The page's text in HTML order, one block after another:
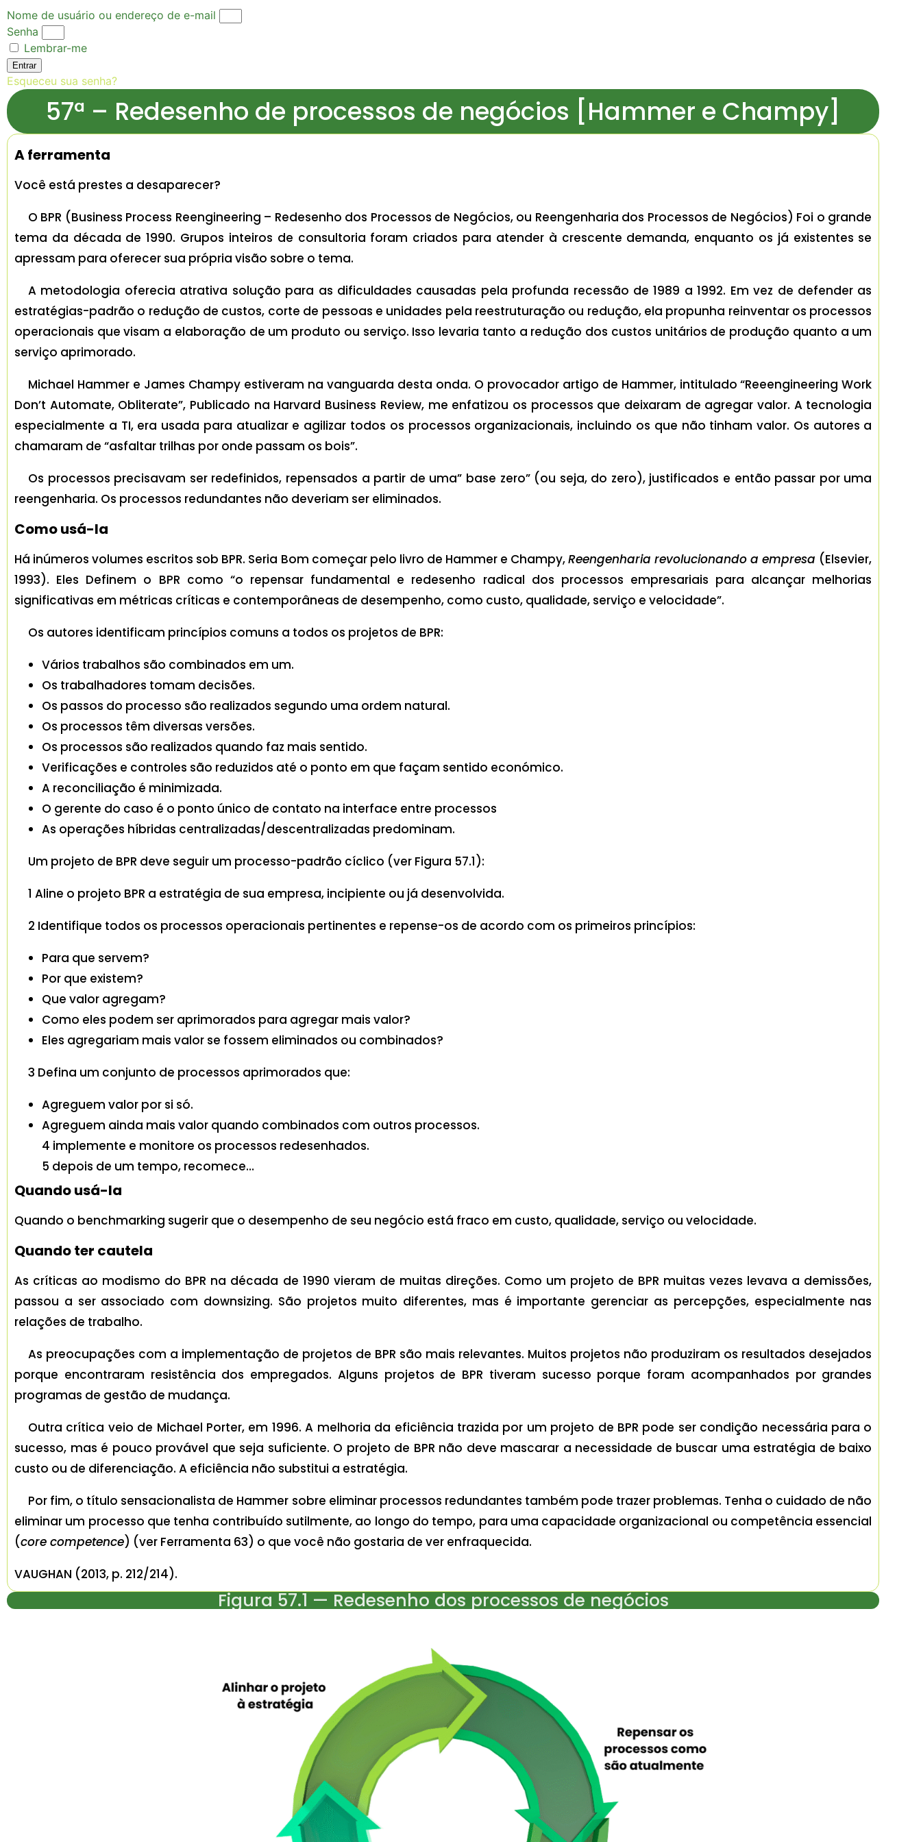
Nome de usuário ou endereço de e-mail
Senha
Lembrar-me
Entrar
Esqueceu sua senha?
57ª – Redesenho de processos de negócios [Hammer e Champy]
A ferramenta
Você está prestes a desaparecer?
O BPR (Business Process Reengineering – Redesenho dos Processos de Negócios, ou Reengenharia dos Processos de Negócios) Foi o grande
tema da década de 1990. Grupos inteiros de consultoria foram criados para atender à crescente demanda, enquanto os já existentes se
apressam para oferecer sua própria visão sobre o tema.
A metodologia oferecia atrativa solução para as dificuldades causadas pela profunda recessão de 1989 a 1992. Em vez de defender as
estratégias-padrão o redução de custos, corte de pessoas e unidades pela reestruturação ou redução, ela propunha reinventar os processos
operacionais que visam a elaboração de um produto ou serviço. Isso levaria tanto a redução dos custos unitários de produção quanto a um
serviço aprimorado.
Michael Hammer e James Champy estiveram na vanguarda desta onda. O provocador artigo de Hammer, intitulado “Reeengineering Work
Don’t Automate, Obliterate”, Publicado na Harvard Business Review, me enfatizou os processos que deixaram de agregar valor. A tecnologia
especialmente a TI, era usada para atualizar e agilizar todos os processos organizacionais, incluindo os que não tinham valor. Os autores a
chamaram de “asfaltar trilhas por onde passam os bois”.
Os processos precisavam ser redefinidos, repensados a partir de uma” base zero” (ou seja, do zero), justificados e então passar por uma
reengenharia. Os processos redundantes não deveriam ser eliminados.
Como usá-la
Há inúmeros volumes escritos sob BPR. Seria Bom começar pelo livro de Hammer e Champy,Reengenharia revolucionando a empresa (Elsevier,
1993). Eles Definem o BPR como “o repensar fundamental e redesenho radical dos processos empresariais para alcançar melhorias
significativas em métricas críticas e contemporâneas de desempenho, como custo, qualidade, serviço e velocidade”.
Os autores identificam princípios comuns a todos os projetos de BPR:
Vários trabalhos são combinados em um.
Os trabalhadores tomam decisões.
Os passos do processo são realizados segundo uma ordem natural.
Os processos têm diversas versões.
Os processos são realizados quando faz mais sentido.
Verificações e controles são reduzidos até o ponto em que façam sentido económico.
A reconciliação é minimizada.
O gerente do caso é o ponto único de contato na interface entre processos
As operações híbridas centralizadas/descentralizadas predominam.
Um projeto de BPR deve seguir um processo-padrão cíclico (ver Figura 57.1):
1 Aline o projeto BPR a estratégia de sua empresa, incipiente ou já desenvolvida.
2 Identifique todos os processos operacionais pertinentes e repense-os de acordo com os primeiros princípios:
Para que servem?
Por que existem?
Que valor agregam?
Como eles podem ser aprimorados para agregar mais valor?
Eles agregariam mais valor se fossem eliminados ou combinados?
3 Defina um conjunto de processos aprimorados que:
Agreguem valor por si só.
Agreguem ainda mais valor quando combinados com outros processos.
4 implemente e monitore os processos redesenhados.
5 depois de um tempo, recomece…
Quando usá-la
Quando o benchmarking sugerir que o desempenho de seu negócio está fraco em custo, qualidade, serviço ou velocidade.
Quando ter cautela
As críticas ao modismo do BPR na década de 1990 vieram de muitas direções. Como um projeto de BPR muitas vezes levava a demissões,
passou a ser associado com downsizing. São projetos muito diferentes, mas é importante gerenciar as percepções, especialmente nas
relações de trabalho.
As preocupações com a implementação de projetos de BPR são mais relevantes. Muitos projetos não produziram os resultados desejados
porque encontraram resistência dos empregados. Alguns projetos de BPR tiveram sucesso porque foram acompanhados por grandes
programas de gestão de mudança.
Outra crítica veio de Michael Porter, em 1996. A melhoria da eficiência trazida por um projeto de BPR pode ser condição necessária para o
sucesso, mas é pouco provável que seja suficiente. O projeto de BPR não deve mascarar a necessidade de buscar uma estratégia de baixo
custo ou de diferenciação. A eficiência não substitui a estratégia.
Por fim, o título sensacionalista de Hammer sobre eliminar processos redundantes também pode trazer problemas. Tenha o cuidado de não
eliminar um processo que tenha contribuído sutilmente, ao longo do tempo, para uma capacidade organizacional ou competência essencial
(core competence) (ver Ferramenta 63) o que você não gostaria de ver enfraquecida.
VAUGHAN (2013, p. 212/214).
Figura 57.1 — Redesenho dos processos de negócios